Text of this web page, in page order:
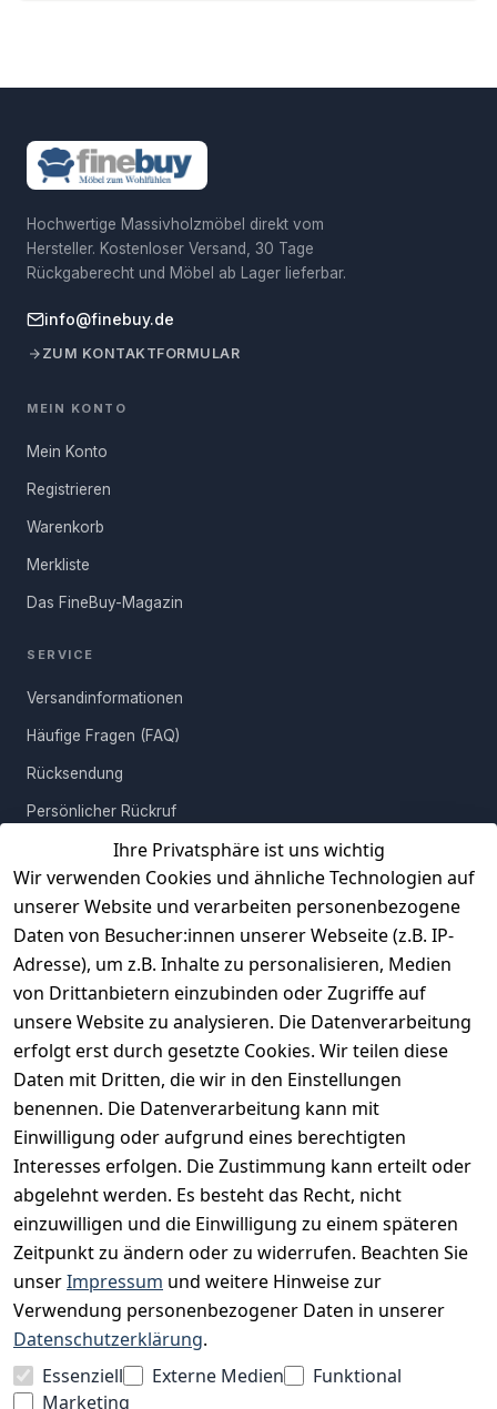
Ihre Privatsphäre ist uns wichtig
Wir verwenden Cookies und ähnliche Technologien auf
unserer Website und verarbeiten personenbezogene
Daten von Besucher:innen unserer Webseite (z.B. IP-
Adresse), um z.B. Inhalte zu personalisieren, Medien
von Drittanbietern einzubinden oder Zugriffe auf
unsere Website zu analysieren. Die Datenverarbeitung
erfolgt erst durch gesetzte Cookies. Wir teilen diese
Daten mit Dritten, die wir in den Einstellungen
benennen. Die Datenverarbeitung kann mit
Einwilligung oder aufgrund eines berechtigten
Interesses erfolgen. Die Zustimmung kann erteilt oder
abgelehnt werden. Es besteht das Recht, nicht
einzuwilligen und die Einwilligung zu einem späteren
Zeitpunkt zu ändern oder zu widerrufen. Beachten Sie
unserImpressum und weitere Hinweise zur
Verwendung personenbezogener Daten in unserer
Datenschutzerklärung.
Essenziell
Externe Medien
Funktional
Marketing
Hochwertige Massivholzmöbel direkt vom
Hersteller. Kostenloser Versand, 30 Tage
Rückgaberecht und Möbel ab Lager lieferbar.
info@finebuy.de
ZUM KONTAKTFORMULAR
MEIN KONTO
Mein Konto
Registrieren
Warenkorb
Merkliste
Das FineBuy-Magazin
SERVICE
Versandinformationen
Häufige Fragen (FAQ)
Rücksendung
Persönlicher Rückruf
Erfahrungen
Vertrag widerrufen
INFORMATIONEN
Widerrufsrecht
Datenschutz
Unser Unternehmen
Charity & Wohltätigkeit
BESUCHE UNS
BEQUEM BEZAHLEN MIT